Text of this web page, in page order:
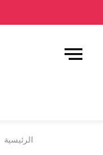
الرئيسية